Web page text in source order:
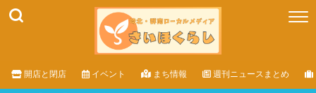
開店と閉店 イベント まち情報 週刊ニュースまとめ